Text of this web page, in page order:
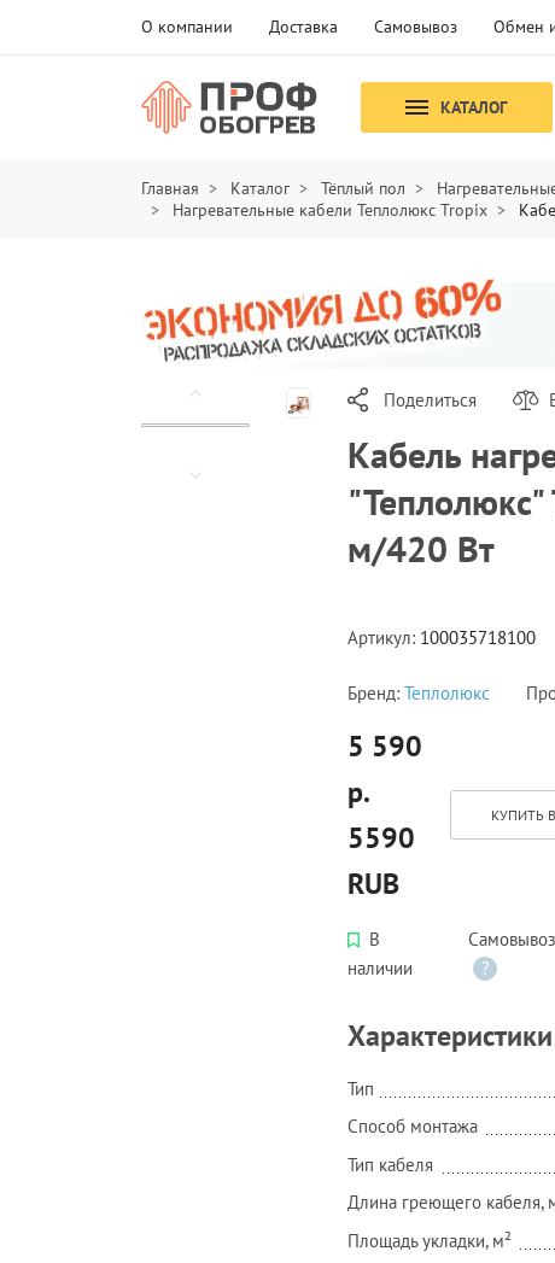
О компании Доставка Самовывоз Обмен
КАТАЛОГ
Главная Каталог Тёплый пол
Нагревательные кабели Теплолюкс Tropix
Поделиться
Кабель
м/420 Вт
Артикул: 100035718100
Бренд: Теплолюкс
5 590
р.
5590
RUB
КУПИТЬ
В
наличии
?
Характеристики
Тип
Способ монтажа
Тип кабеля
Длина греющего кабеля,
Площадь укладки, м²